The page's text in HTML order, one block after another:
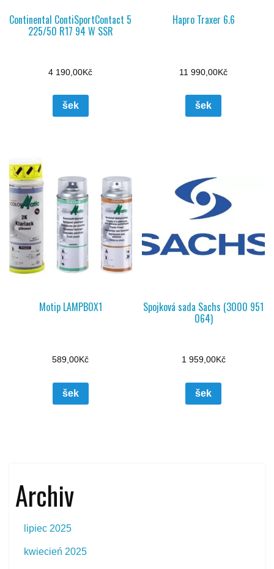
Continental ContiSportContact 5
225/50 R17 94 W SSR
4 190,00Kč
šek
Hapro Traxer 6.6
11 990,00Kč
šek
Motip LAMPBOX1
589,00Kč
šek
Spojková sada Sachs (3000 951
064)
1 959,00Kč
šek
Archiv
lipiec 2025
kwiecień 2025